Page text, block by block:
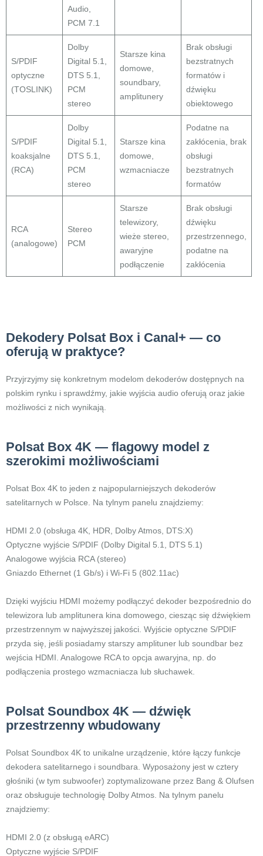
Audio,
PCM 7.1
S/PDIF
optyczne
(TOSLINK)
Dolby
Digital 5.1,
DTS 5.1,
PCM
stereo
Starsze kina
domowe,
soundbary,
amplitunery
Brak obsługi
bezstratnych
formatów i
dźwięku
obiektowego
S/PDIF
koaksjalne
(RCA)
Dolby
Digital 5.1,
DTS 5.1,
PCM
stereo
Starsze kina
domowe,
wzmacniacze
Podatne na
zakłócenia, brak
obsługi
bezstratnych
formatów
RCA
(analogowe)
Stereo
PCM
Starsze
telewizory,
wieże stereo,
awaryjne
podłączenie
Brak obsługi
dźwięku
przestrzennego,
podatne na
zakłócenia
Dekodery Polsat Box i Canal+ — co
oferują w praktyce?
Przyjrzyjmy się konkretnym modelom dekoderów dostępnych na
polskim rynku i sprawdźmy, jakie wyjścia audio oferują oraz jakie
możliwości z nich wynikają.
Polsat Box 4K — flagowy model z
szerokimi możliwościami
Polsat Box 4K to jeden z najpopularniejszych dekoderów
satelitarnych w Polsce. Na tylnym panelu znajdziemy:
HDMI 2.0 (obsługa 4K, HDR, Dolby Atmos, DTS:X)
Optyczne wyjście S/PDIF (Dolby Digital 5.1, DTS 5.1)
Analogowe wyjścia RCA (stereo)
Gniazdo Ethernet (1 Gb/s) i Wi-Fi 5 (802.11ac)
Dzięki wyjściu HDMI możemy podłączyć dekoder bezpośrednio do
telewizora lub amplitunera kina domowego, ciesząc się dźwiękiem
przestrzennym w najwyższej jakości. Wyjście optyczne S/PDIF
przyda się, jeśli posiadamy starszy amplituner lub soundbar bez
wejścia HDMI. Analogowe RCA to opcja awaryjna, np. do
podłączenia prostego wzmacniacza lub słuchawek.
Polsat Soundbox 4K — dźwięk
przestrzenny wbudowany
Polsat Soundbox 4K to unikalne urządzenie, które łączy funkcje
dekodera satelitarnego i soundbara. Wyposażony jest w cztery
głośniki (w tym subwoofer) zoptymalizowane przez Bang & Olufsen
oraz obsługuje technologię Dolby Atmos. Na tylnym panelu
znajdziemy:
HDMI 2.0 (z obsługą eARC)
Optyczne wyjście S/PDIF